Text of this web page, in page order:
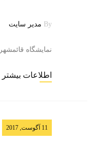
By مدیر سایت
نمایشگاه قائمشهر 96
اطلاعات بیشتر
11 آگوست, 2017